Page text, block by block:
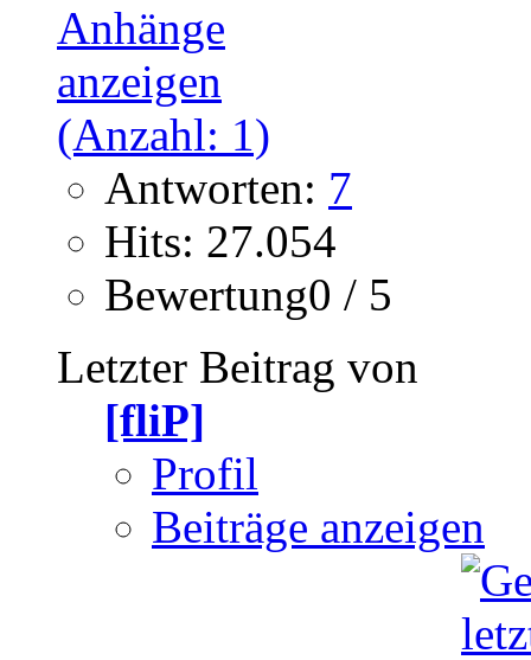
Antworten: 7
Hits: 27.054
Bewertung0 / 5
Letzter Beitrag von
[fliP]
Profil
Beiträge anzeigen